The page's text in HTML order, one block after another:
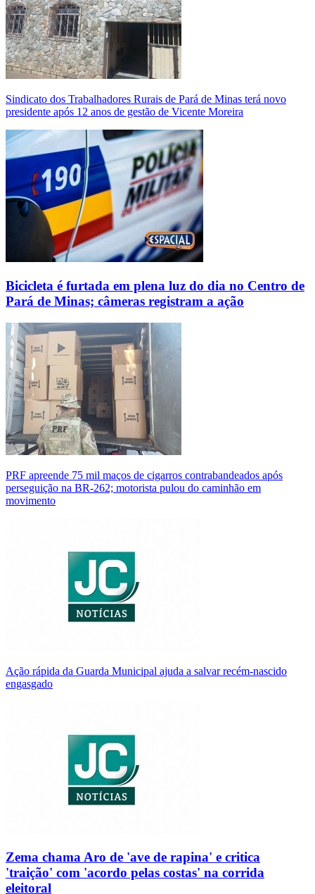
Sindicato dos Trabalhadores Rurais de Pará de Minas terá novo
presidente após 12 anos de gestão de Vicente Moreira
Bicicleta é furtada em plena luz do dia no Centro de
Pará de Minas; câmeras registram a ação
PRF apreende 75 mil maços de cigarros contrabandeados após
perseguição na BR-262; motorista pulou do caminhão em
movimento
Ação rápida da Guarda Municipal ajuda a salvar recém-nascido
engasgado
Zema chama Aro de 'ave de rapina' e critica
'traição' com 'acordo pelas costas' na corrida
eleitoral